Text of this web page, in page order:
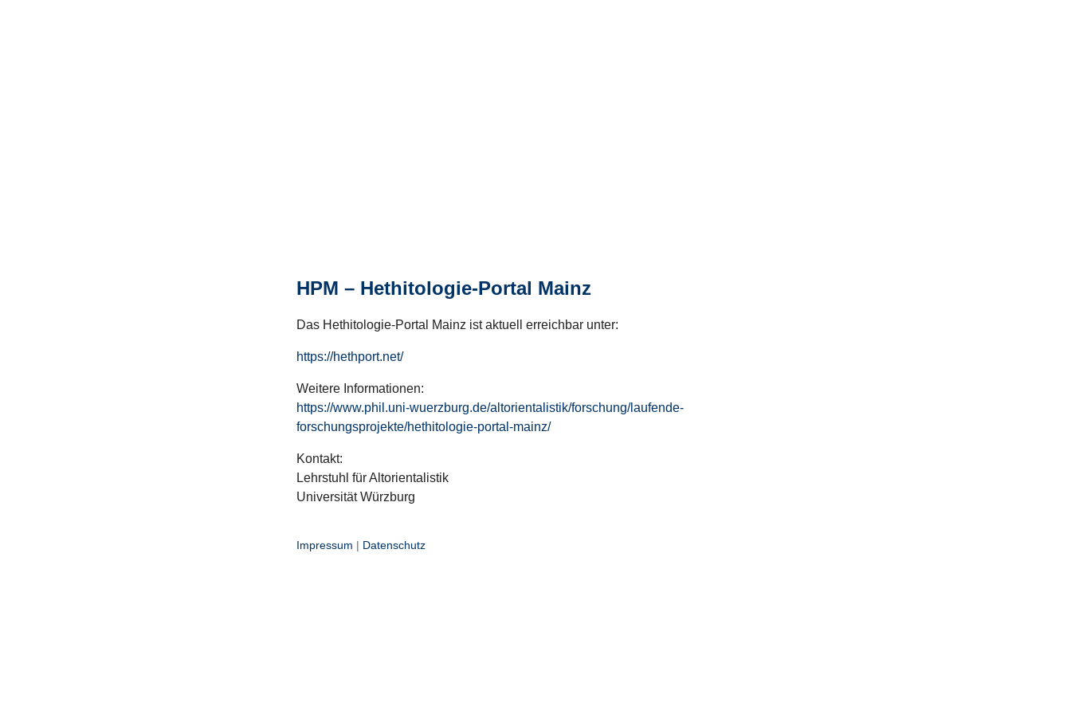
HPM – Hethitologie-Portal Mainz
Das Hethitologie-Portal Mainz ist aktuell erreichbar unter:
https://hethport.net/
Weitere Informationen:
https://www.phil.uni-wuerzburg.de/altorientalistik/forschung/laufende-
forschungsprojekte/hethitologie-portal-mainz/
Kontakt:
Lehrstuhl für Altorientalistik
Universität Würzburg
Impressum | Datenschutz